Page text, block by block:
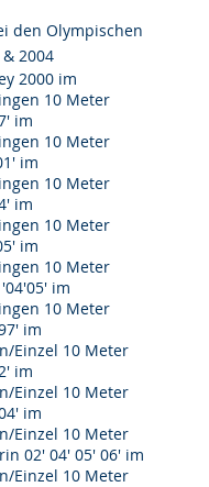
den Olympischen
2004
2000 im
10 Meter
im
10 Meter
im
10 Meter
im
10 Meter
im
10 Meter
im
10 Meter
im
Einzel 10 Meter
im
Einzel 10 Meter
im
Einzel 10 Meter
02' 04' 05' 06' im
Einzel 10 Meter